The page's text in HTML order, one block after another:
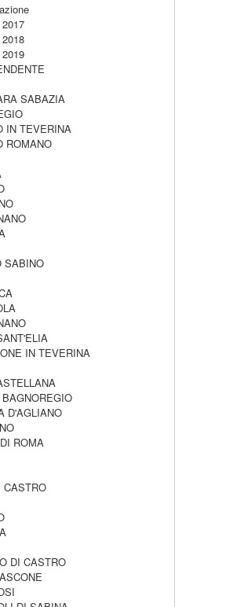
SABAZIA
IN TEVERINA
ROMANO
SABINO
IN TEVERINA
D'AGLIANO
ROMA
CASTRO
DI CASTRO